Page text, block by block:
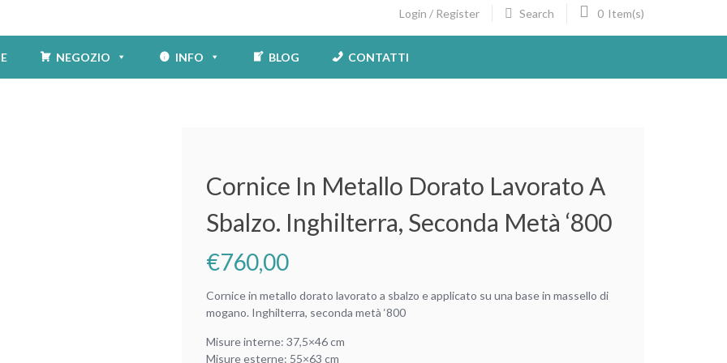
Login / Register Search 0 Item(s)
NEGOZIO INFO BLOG CONTATTI
Cornice In Metallo Dorato Lavorato A
Sbalzo. Inghilterra, Seconda Metà ‘800
€760,00
Cornice in metallo dorato lavorato a sbalzo e applicato su una base in massello di
mogano. Inghilterra, seconda metà ‘800
Misure interne: 37,5×46 cm
Misure esterne: 55×63 cm